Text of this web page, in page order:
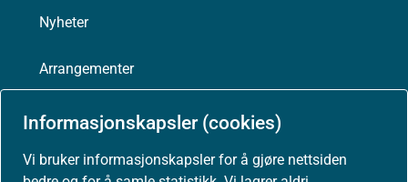
Informasjonskapsler (cookies)
Vi bruker informasjonskapsler for å gjøre nettsiden
Nyheter
Arrangementer
Høringer
Presse